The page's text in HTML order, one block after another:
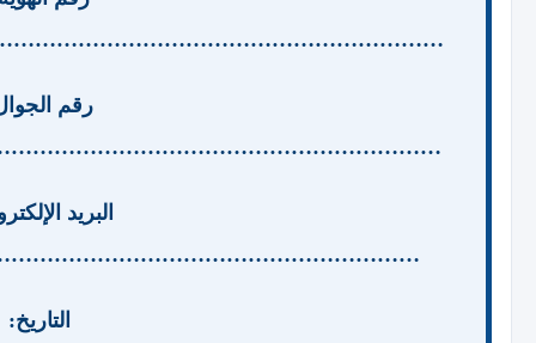
رقم
البريد
التاريخ: